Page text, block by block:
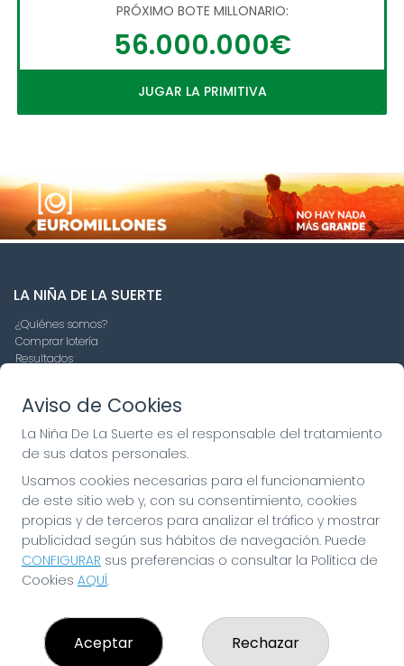
PRÓXIMO BOTE MILLONARIO:
56.000.000€
JUGAR LA PRIMITIVA
Imagen anterior
LA NIÑA DE LA SUERTE
¿Quiénes somos?
Comprar lotería
Resultados
Compra en SELAE
Peñas
Boletos digitales
Acceso
Registro
CONTACTO
ADMINISTRACION DE LOTERIAS: 19-FUENLABRADA -
RECEPTOR OFICIAL: 97910
916429571
CASTILLA LA NUEVA, 12
Fuenlabrada, 28941
Aviso de Cookies
La Niña De La Suerte es el responsable del tratamiento
de sus datos personales.
Usamos cookies necesarias para el funcionamiento
de este sitio web y, con su consentimiento, cookies
propias y de terceros para analizar el tráfico y mostrar
publicidad según sus hábitos de navegación. Puede
CONFIGURAR sus preferencias o consultar la Política de
Cookies AQUÍ.
Aceptar Rechazar